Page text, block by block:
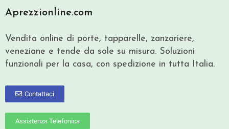
Aprezzionline.com
Vendita online di porte, tapparelle, zanzariere,
veneziane e tende da sole su misura. Soluzioni
funzionali per la casa, con spedizione in tutta Italia.
Contattaci
Assistenza Telefonica